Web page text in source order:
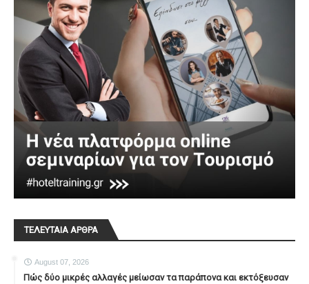
ΤΕΛΕΥΤΑΙΑ ΑΡΘΡΑ
August 07, 2026
Πώς δύο μικρές αλλαγές μείωσαν τα παράπονα και εκτόξευσαν